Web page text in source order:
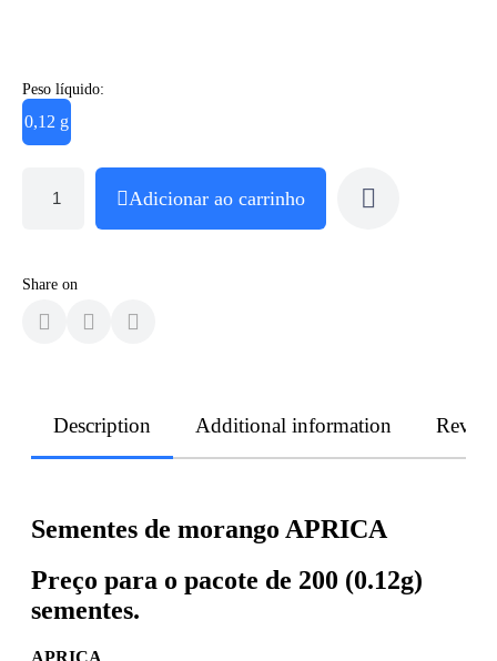
Peso líquido:
0,12 g
Adicionar ao carrinho
Share on
Description Additional information
Sementes de morango APRICA
Preço para o pacote de 200 (0.12g)
sementes.